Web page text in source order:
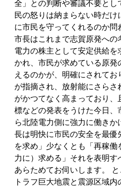
全」との判断や審議不要とし
民の怒りは納まらない時だ
に市民を守ってくれるのか問
市長はこれまで志賀原発への
電力の株主として安定供給を
かれ、市民が求めている原発
えるのかが、明確にされて
が指摘され、放射能にさら
がかつてなく高まっており、
標などの発表をうけた今日、
ら北陸電力側に強力に働き
長は明快に市民の安全を最優
を求め」少なくとも「再稼
力に）求める」それを表明す
あらためてお伺いします。
トラフ巨大地震と震源区域